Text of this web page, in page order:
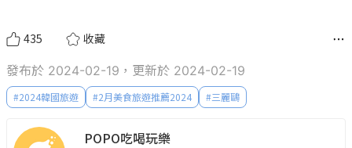
435 收藏
發布於 2024-02-19，更新於 2024-02-19
#2024韓國旅遊 #2月美食旅遊推薦2024 #三麗鷗
POPO吃喝玩樂